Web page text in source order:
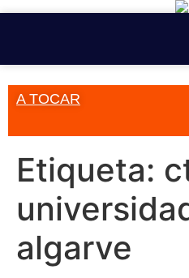
A TOCAR
Etiqueta:
algarve